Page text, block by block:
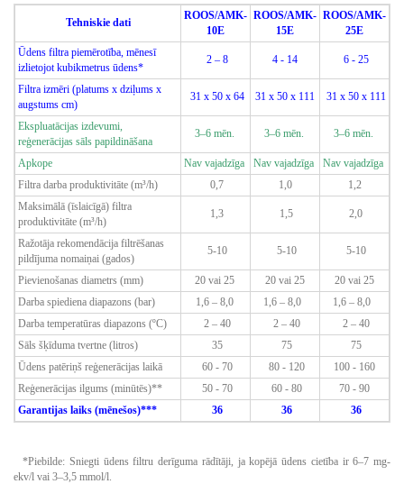
Tehniskie dati
ROOS/AMK-
10E
ROOS/AMK-
15E
ROOS/AMK-
25E
Ūdens filtra piemērotība, mēnesī
izlietojot kubikmetrus ūdens*
2 – 8 4 - 14 6 - 25
Filtra izmēri (platums x dziļums x
augstums cm)
31 x 50 x 64 31 x 50 x 111 31 x 50 x 111
Ekspluatācijas izdevumi,
reģenerācijas sāls papildināšana
3–6 mēn. 3–6 mēn. 3–6 mēn.
Apkope Nav vajadzīga Nav vajadzīga
Nav vajadzīga
Filtra darba produktivitāte (m³/h)
0,7 1,0
1,2
Maksimālā (īslaicīgā) filtra
produktivitāte (m³/h)
1,3 1,5 2,0
Ražotāja rekomendācija filtrēšanas
pildījuma nomaiņai (gados)
5-10 5-10 5-10
Pievienošanas diametrs (mm) 20 vai 25 20 vai 25
20 vai 25
Darba spiediena diapazons (bar)
1,6 – 8,0 1,6 – 8,0
1,6 – 8,0
Darba temperatūras diapazons (ºC)
2 – 40 2 – 40
2 – 40
Sāls šķīduma tvertne (litros)
35 75
75
Ūdens patēriņš reģenerācijas laikā
60 - 70 80 - 120
100 - 160
Reģenerācijas ilgums (minūtēs)**
50 - 70 60 - 80
70 - 90
Garantijas laiks (mēnešos)***
36 36 36
*Piebilde: Sniegti ūdens filtru derīguma rādītāji, ja kopējā ūdens cietība ir 6–7 mg-
ekv/l vai 3–3,5 mmol/l.